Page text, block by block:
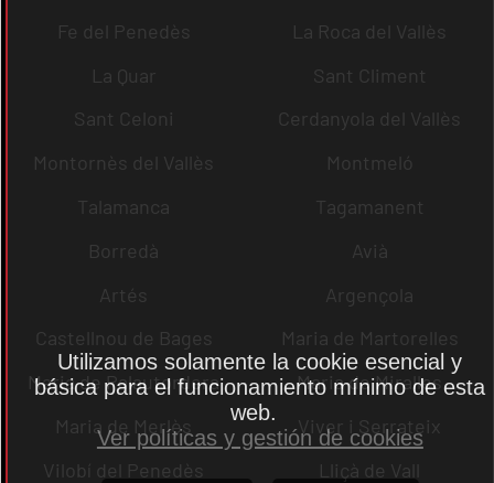
Fe del Penedès
La Roca del Vallès
La Quar
Sant Climent
Sant Celoni
Cerdanyola del Vallès
Montornès del Vallès
Montmeló
Talamanca
Tagamanent
Borredà
Avià
Artés
Argençola
Castellnou de Bages
Maria de Martorelles
Maria de Palautordera
Maria de Miralles
Maria de Merlès
Viver i Serrateix
Vilobí del Penedès
Lliçà de Vall
Utilizamos solamente la cookie esencial y
básica para el funcionamiento mínimo de esta
web.
Ver políticas y gestión de cookies